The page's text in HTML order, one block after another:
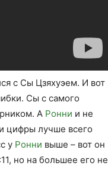
с Сы Цзяхуэем. И вот
Сы с самого
А Ронни и не
цифры лучше всего
у Ронни выше – вот он
но на большее его не